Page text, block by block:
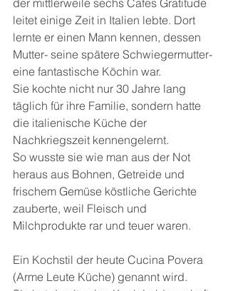
der mittlerweile sechs Cafes Gratitude
leitet einige Zeit in Italien lebte. Dort
lernte er einen Mann kennen, dessen
Mutter- seine spätere Schwiegermutter-
eine fantastische Köchin war.
Sie kochte nicht nur 30 Jahre lang
täglich für ihre Familie, sondern hatte
die italienische Küche der
Nachkriegszeit kennengelernt.
So wusste sie wie man aus der Not
heraus aus Bohnen, Getreide und
frischem Gemüse köstliche Gerichte
zauberte, weil Fleisch und
Milchprodukte rar und teuer waren.
Ein Kochstil der heute Cucina Povera
(Arme Leute Küche) genannt wird.